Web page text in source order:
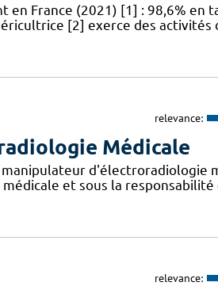
France (2021) [1] : 98,6% en
[2] exerce des activités
relevance:
Médicale
d'électroradiologie
et sous la responsabilité
relevance: